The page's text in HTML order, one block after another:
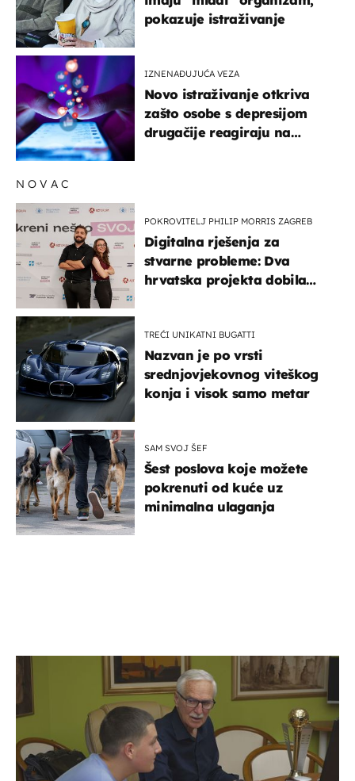
pokazuje istraživanje
IZNENAĐUJUĆA VEZA
Novo istraživanje otkriva
zašto osobe s depresijom
drugačije reagiraju na
NOVAC
POKROVITELJ PHILIP MORRIS ZAGREB
Digitalna rješenja za
stvarne probleme: Dva
hrvatska projekta dobila
TREĆI UNIKATNI BUGATTI
Nazvan je po vrsti
srednjovjekovnog viteškog
konja i visok samo metar
SAM SVOJ ŠEF
Šest poslova koje možete
pokrenuti od kuće uz
minimalna ulaganja